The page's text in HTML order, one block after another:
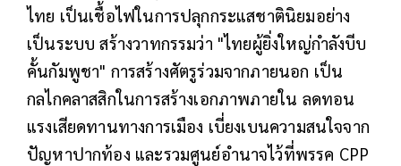
ไทย เป็นเชื้อไฟในการปลุกกระแสชาตินิยมอย่าง
เป็นระบบ สร้างวาทกรรมว่า "ไทยผู้ยิ่งใหญ่กำลังบีบ
คั้นกัมพูชา" การสร้างศัตรูร่วมจากภายนอก เป็น
กลไกคลาสสิกในการสร้างเอกภาพภายใน ลดทอน
แรงเสียดทานทางการเมือง เบี่ยงเบนความสนใจจาก
ปัญหาปากท้อง และรวมศูนย์อำนาจไว้ที่พรรค CPP